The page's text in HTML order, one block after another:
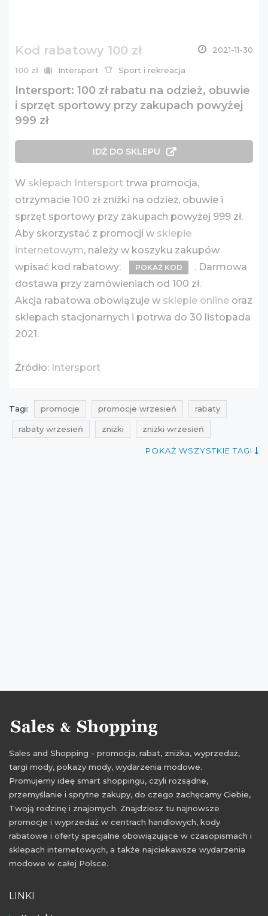
Kod rabatowy 100 zł 2021-11-30
100 zł Intersport Sport i rekreacja
Intersport: 100 zł rabatu na odzież, obuwie
i sprzęt sportowy przy zakupach powyżej
999 zł
IDŹ DO SKLEPU
W sklepach Intersport trwa promocja,
otrzymacie 100 zł zniżki na odzież, obuwie i
sprzęt sportowy przy zakupach powyżej 999 zł.
Aby skorzystać z promocji w sklepie
internetowym, należy w koszyku zakupów
wpisać kod rabatowy:
POKAŻ KOD
. Darmowa
dostawa przy zamówieniach od 100 zł.
Akcja rabatowa obowiązuje w sklepie online oraz
sklepach stacjonarnych i potrwa do 30 listopada
2021.
Źródło: Intersport
Tagi: promocje promocje wrzesień rabaty
rabaty wrzesień zniżki zniżki wrzesień
gdzie rabaty
okazje intersport oferty intersport
rabaty na sprzęt sportowy zniżki na sprzęt sportowy
promocje październik rabaty październik
zniżki październik przeceny na sprzęt sportowy
okazje na sprzęt sportowy oferty na sprzęt sportowy
promocje 2021 rabaty 2021 zniżki 2021
promocje wrzesień 2021 rabaty wrzesień 2021
zniżki wrzesień 2021 promocje październik 2021
POKAŻ WSZYSTKIE TAGI
Sales and Shopping - promocja, rabat, zniżka, wyprzedaż,
targi mody, pokazy mody, wydarzenia modowe.
Promujemy ideę smart shoppingu, czyli rozsądne,
przemyślanie i sprytne zakupy, do czego zachęcamy Ciebie,
Twoją rodzinę i znajomych. Znajdziesz tu najnowsze
promocje i wyprzedaż w centrach handlowych, kody
rabatowe i oferty specjalne obowiązujące w czasopismach i
sklepach internetowych, a także najciekawsze wydarzenia
modowe w całej Polsce.
LINKI